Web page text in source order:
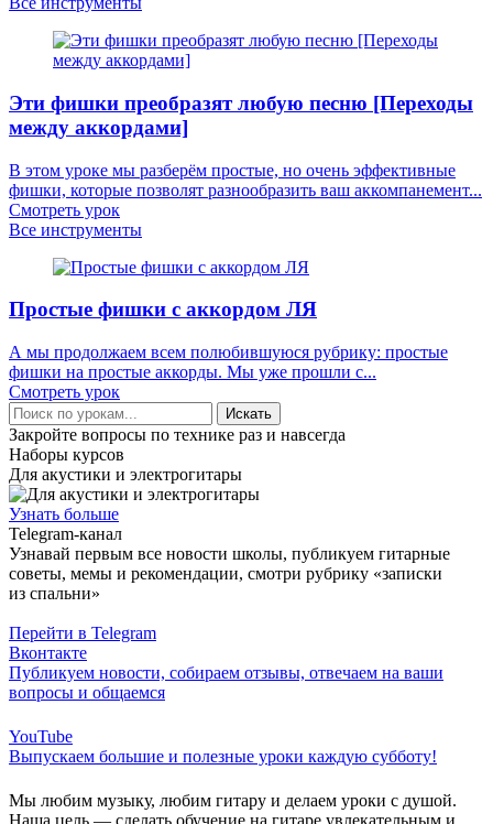
Эти фишки преобразят любую песню [Переходы
между аккордами]
В этом уроке мы разберём простые, но очень эффективные
фишки, которые позволят разнообразить ваш аккомпанемент...
Смотреть урок
Все инструменты
Простые фишки с аккордом ЛЯ
А мы продолжаем всем полюбившуюся рубрику: простые
фишки на простые аккорды. Мы уже прошли с...
Смотреть урок
Искать
Закройте вопросы по технике раз и навсегда
Наборы курсов
Для акустики и электрогитары
Узнать больше
Telegram-канал
Узнавай первым все новости школы, публикуем гитарные
советы, мемы и рекомендации, смотри рубрику «записки
из спальни»
Перейти в Telegram
Вконтакте
Публикуем новости, собираем отзывы, отвечаем на ваши
вопросы и общаемся
YouTube
Выпускаем большие и полезные уроки каждую субботу!
Мы любим музыку, любим гитару и делаем уроки с душой.
Наша цель — сделать обучение на гитаре увлекательным и